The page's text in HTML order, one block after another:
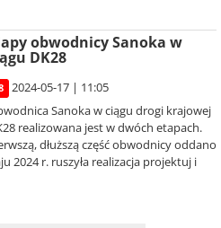
obwodnicy Sanoka w
DK28
2024-05-17 | 11:05
Sanoka w ciągu drogi krajowej
realizowana jest w dwóch etapach.
dłuższą część obwodnicy oddano
2024 r. ruszyła realizacja projektuj i